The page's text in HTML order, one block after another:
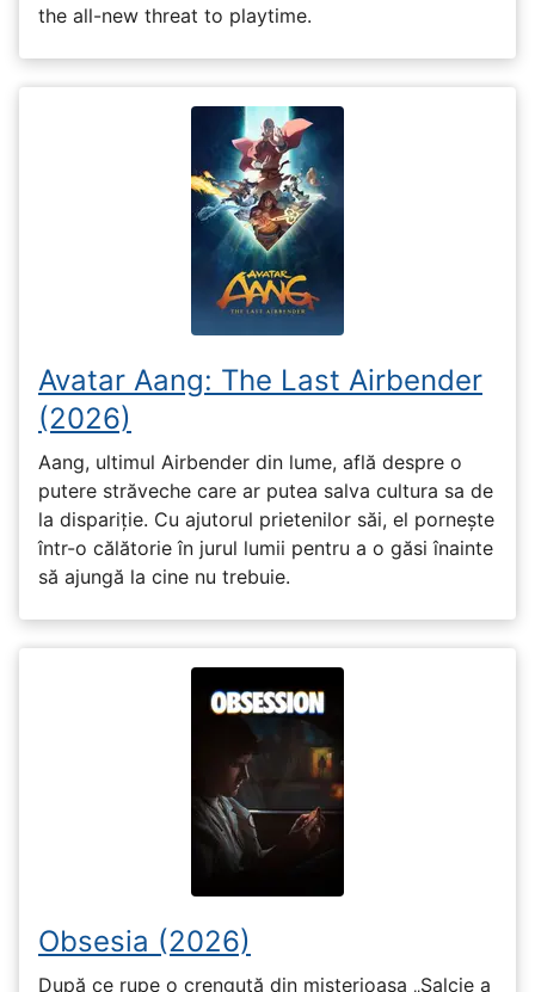
the all-new threat to playtime.
Avatar Aang: The Last Airbender
(2026)
Aang, ultimul Airbender din lume, află despre o
putere străveche care ar putea salva cultura sa de
la dispariție. Cu ajutorul prietenilor săi, el pornește
într-o călătorie în jurul lumii pentru a o găsi înainte
să ajungă la cine nu trebuie.
Obsesia (2026)
După ce rupe o crenguță din misterioasa „Salcie a